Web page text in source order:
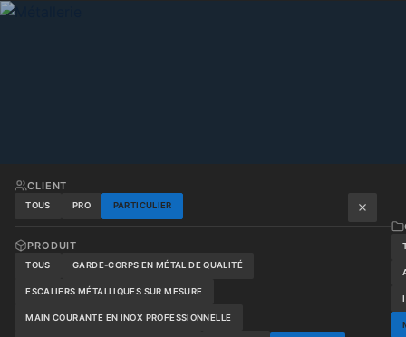
CLIENT
TOUS PRO PARTICULIER
PRODUIT
TOUS GARDE-CORPS EN MÉTAL DE QUALITÉ
ESCALIERS MÉTALLIQUES SUR MESURE
MAIN COURANTE EN INOX PROFESSIONNELLE